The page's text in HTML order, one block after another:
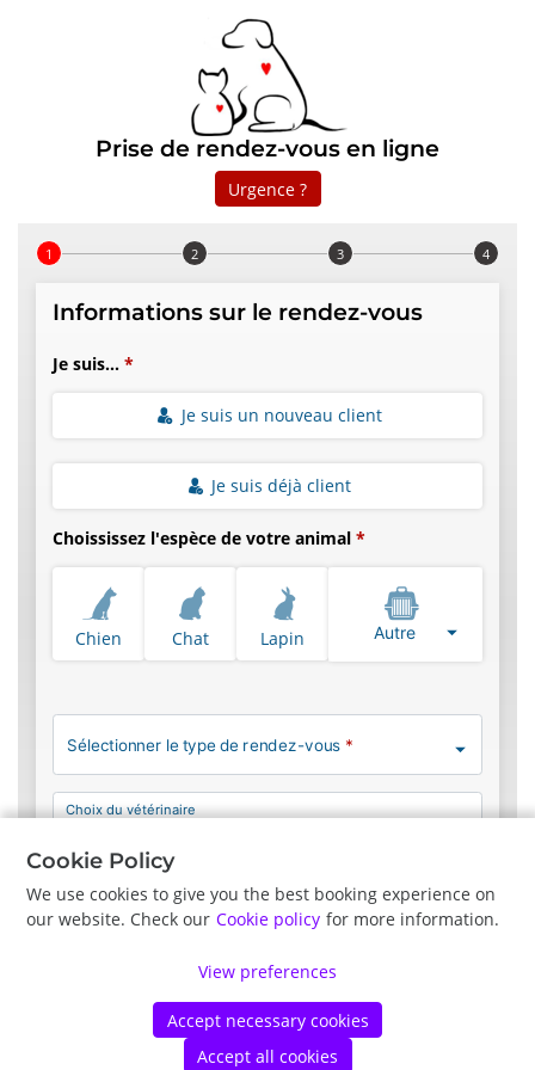
Prise de rendez-vous en ligne
Urgence ?
Step 1 of 4
Informations sur le rendez-vous
Je suis...
Je suis un nouveau client
Je suis déjà client
Choississez l'espèce de votre animal
Chien Chat Lapin Autre
Sélectionner le type de rendez-vous *
Choix du vétérinaire
|Politique de confidentialité|
d'utilisation des cookies
Cookie Policy
We use cookies to give you the best booking experience on
our website. Check our Cookie policy for more information.
View preferences
Accept necessary cookies
Accept all cookies